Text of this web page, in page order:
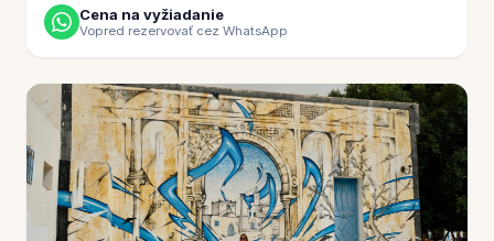
Cena na vyžiadanie
Vopred rezervovať cez WhatsApp